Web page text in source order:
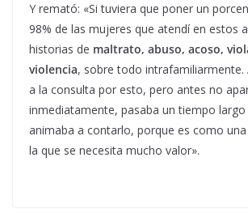
Y remató: «Si tuviera que poner un
98% de las mujeres que atendí en estos
historias de maltrato, abuso, acoso,
violencia, sobre todo intrafamiliarmente.
a la consulta por esto, pero antes no
inmediatamente, pasaba un tiempo largo
animaba a contarlo, porque es como
la que se necesita mucho valor».